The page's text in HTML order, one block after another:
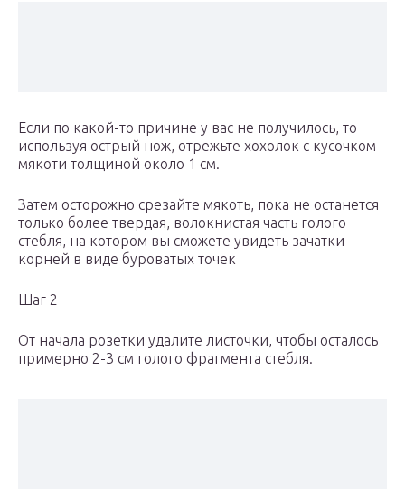
Если по какой-то причине у вас не получилось, то
используя острый нож, отрежьте хохолок с кусочком
мякоти толщиной около 1 см.
Затем осторожно срезайте мякоть, пока не останется
только более твердая, волокнистая часть голого
стебля, на котором вы сможете увидеть зачатки
корней в виде буроватых точек
Шаг 2
От начала розетки удалите листочки, чтобы осталось
примерно 2-3 см голого фрагмента стебля.